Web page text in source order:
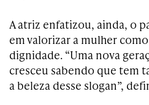
A atriz enfatizou, ainda, o
em valorizar a mulher
dignidade. “Uma nova
cresceu sabendo que tem
a beleza desse slogan”,